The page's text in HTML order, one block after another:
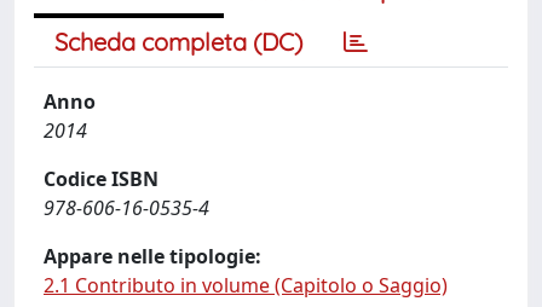
Scheda completa (DC)
Anno
2014
Codice ISBN
978-606-16-0535-4
Appare nelle tipologie:
2.1 Contributo in volume (Capitolo o Saggio)